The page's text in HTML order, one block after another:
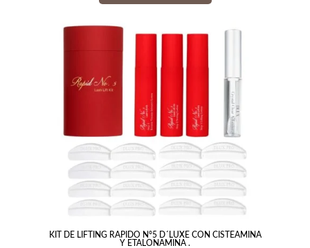
KIT DE LIFTING RAPIDO N°5 D´LUXE CON CISTEAMINA
Y ETALONAMINA .